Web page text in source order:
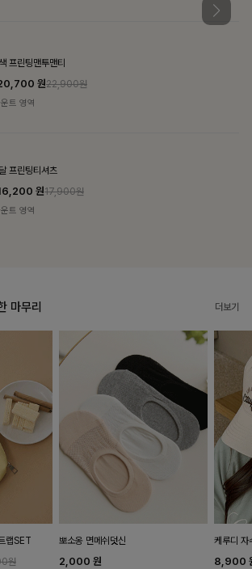
마무리 더보기
랩SET
원
뽀소옹 면메쉬덧신
2,000 원
케루디 자
8,900